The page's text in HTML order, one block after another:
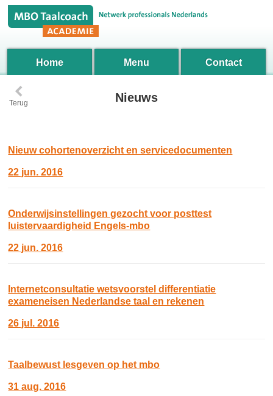
Home Menu Contact
‹
Terug Nieuws
Nieuw cohortenoverzicht en servicedocumenten
22 jun. 2016
Onderwijsinstellingen gezocht voor posttest
luistervaardigheid Engels-mbo
22 jun. 2016
Internetconsultatie wetsvoorstel differentiatie
exameneisen Nederlandse taal en rekenen
26 jul. 2016
Taalbewust lesgeven op het mbo
31 aug. 2016